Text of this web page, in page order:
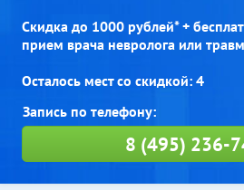
Скидка до 1000 рублей* +
прием врача невролога или
Осталось мест со скидкой: 4
8 (495) 236-